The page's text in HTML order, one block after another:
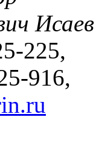
Исаев
225,
916,